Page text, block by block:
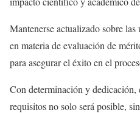
Mantenerse actualizado sobre
en materia de evaluación de
para asegurar el éxito en el
Con determinación y
requisitos no solo será posible,